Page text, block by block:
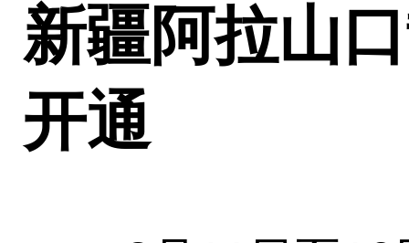
新疆阿拉山
开通